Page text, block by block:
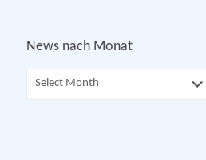
News nach Monat